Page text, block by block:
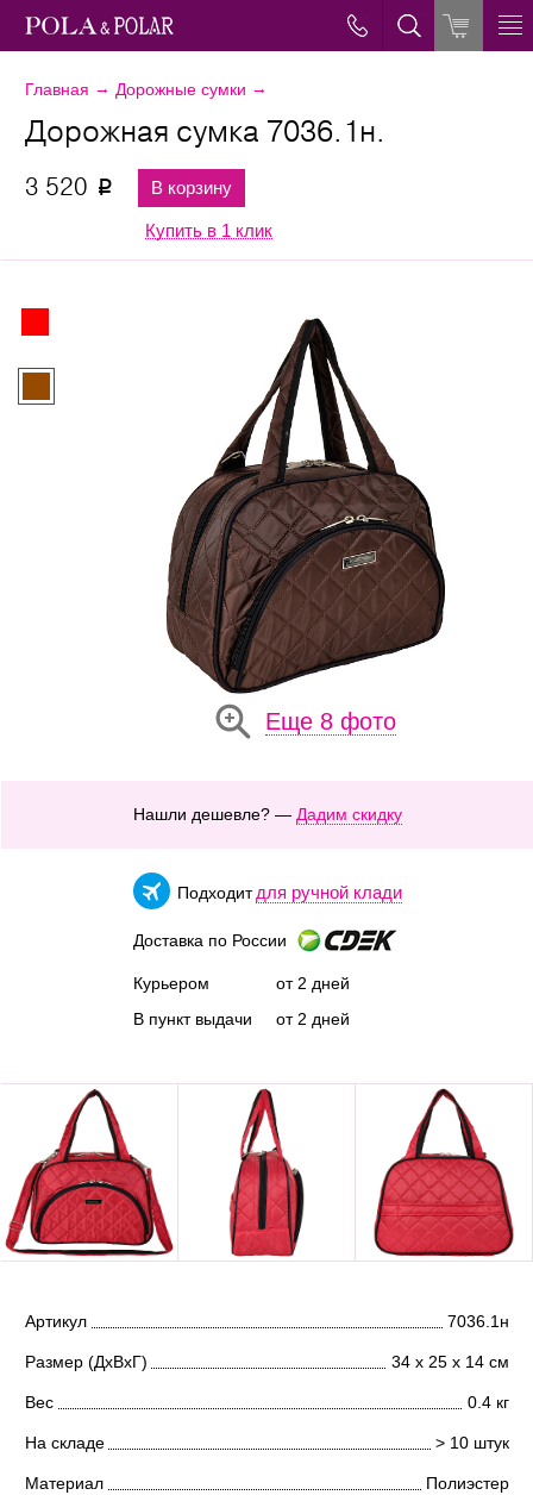
Главная → Дорожные сумки →
Еще 8 фото
Дорожная сумка 7036.1н.
3 520 p В корзину
Купить в 1 клик
Нашли дешевле? — Дадим скидку
Подходит для ручной клади
Доставка по России
Курьером
В пункт выдачи
от 2 дней
от 2 дней
Артикул 7036.1н
Размер (ДхВхГ) 34 х 25 х 14 см
Вес 0.4 кг
На складе > 10 штук
Материал Полиэстер